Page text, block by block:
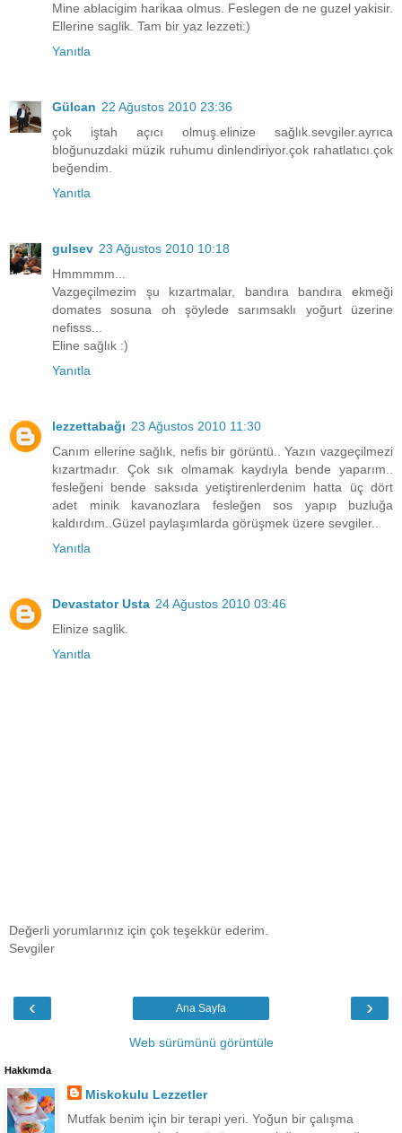
Mine ablacigim harikaa olmus. Feslegen de ne guzel yakisir.
Ellerine saglik. Tam bir yaz lezzeti:)
Yanıtla
Gülcan 22 Ağustos 2010 23:36
çok iştah açıcı olmuş.elinize sağlık.sevgiler.ayrıca
bloğunuzdaki müzik ruhumu dinlendiriyor.çok rahatlatıcı.çok
beğendim.
Yanıtla
gulsev 23 Ağustos 2010 10:18
Hmmmmm...
Vazgeçilmezim şu kızartmalar, bandıra bandıra ekmeği
domates sosuna oh şöylede sarımsaklı yoğurt üzerine
nefisss...
Eline sağlık :)
Yanıtla
lezzettabağı 23 Ağustos 2010 11:30
Canım ellerine sağlık, nefis bir görüntü.. Yazın vazgeçilmezi
kızartmadır. Çok sık olmamak kaydıyla bende yaparım..
fesleğeni bende saksıda yetiştirenlerdenim hatta üç dört
adet minik kavanozlara fesleğen sos yapıp buzluğa
kaldırdım..Güzel paylaşımlarda görüşmek üzere sevgiler..
Yanıtla
Devastator Usta 24 Ağustos 2010 03:46
Elinize saglik.
Yanıtla
Değerli yorumlarınız için çok teşekkür ederim.
Sevgiler
‹ ›
Ana Sayfa
Web sürümünü görüntüle
Hakkımda
Miskokulu Lezzetler
Mutfak benim için bir terapi yeri. Yoğun bir çalışma